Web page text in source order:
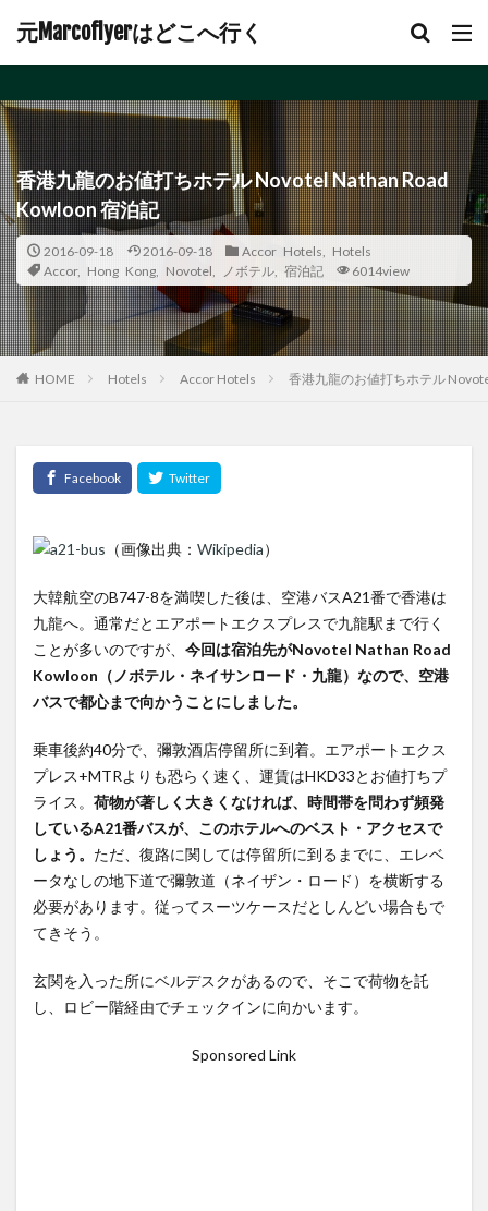
元Marcoflyerはどこへ行く
香港九龍のお値打ちホテル Novotel Nathan Road
Kowloon 宿泊記
2016-09-18 2016-09-18 Accor Hotels
Hotels
Accor, Hong Kong, Novotel ノボテル, 宿泊記 6014view
HOME Hotels Accor Hotels 香港九龍のお値打ちホテル
（画像出典： Wikipedia）
大韓航空のB747-8を満喫した後は、空港バスA21番で香港は
九龍へ。通常だとエアポートエクスプレスで九龍駅まで行く
ことが多いのですが、 今回は宿泊先がNovotel Nathan Road
Kowloon（ノボテル・ネイサンロード・九龍）なので、空港
バスで都心まで向かうことにしました。
乗車後約40分で、彌敦酒店停留所に到着。エアポートエクス
プレス+MTRよりも恐らく速く、運賃はHKD33とお値打ちプ
ライス。 荷物が著しく大きくなければ、時間帯を問わず頻発
しているA21番バスが、このホテルへのベスト・アクセスで
しょう。 ただ、復路に関しては停留所に到るまでに、エレベ
ータなしの地下道で彌敦道（ネイザン・ロード）を横断する
必要があります。従ってスーツケースだとしんどい場合もで
てきそう。
玄関を入った所にベルデスクがあるので、そこで荷物を託
し、ロビー階経由でチェックインに向かいます。
Sponsored Link